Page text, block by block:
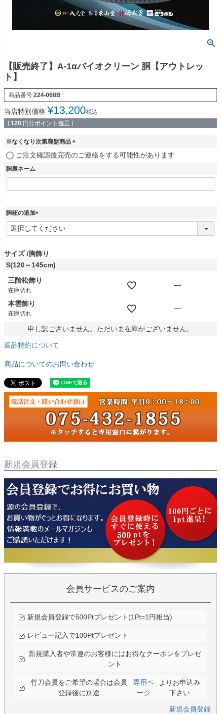
【販売終了】A-1αバイオクリーン 胴【アウトレッ
ト】
商品番号 224-068B
当店特別価格 ¥13,200税込
[ 120 円分ポイント進呈 ]
※なくなり次第廃盤商品
(
)
ご注文確認後完売のご連絡をする可能性があります
胴裏ネーム
胴紐の追加
(
必
)
サイズ 胸飾り
S(120～145cm)
三階松飾り
在庫切れ
—
本雲飾り
在庫切れ
—
申し訳ございません。ただいま在庫がございません。
返品特約について
商品についてのお問い合わせ
新規会員登録
会員サービスのご案内
新規会員登録で500Ptプレゼント(1Pt=1円相当)
レビュー記入で100Ptプレゼント
新規購入者や常連のお客様にはお得なクーポンをプレゼ
ント
竹刀会員をご希望の場合は会員
登録後に別途
専用ペ
ージ
よりお申込み
下さい
新規会員登録